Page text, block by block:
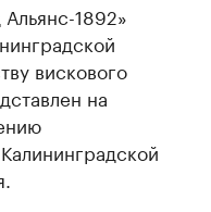
1892»
вискового
на